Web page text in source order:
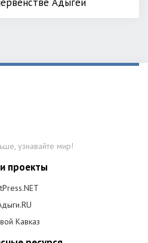
узнавайте мир!
проекты
Кавказ